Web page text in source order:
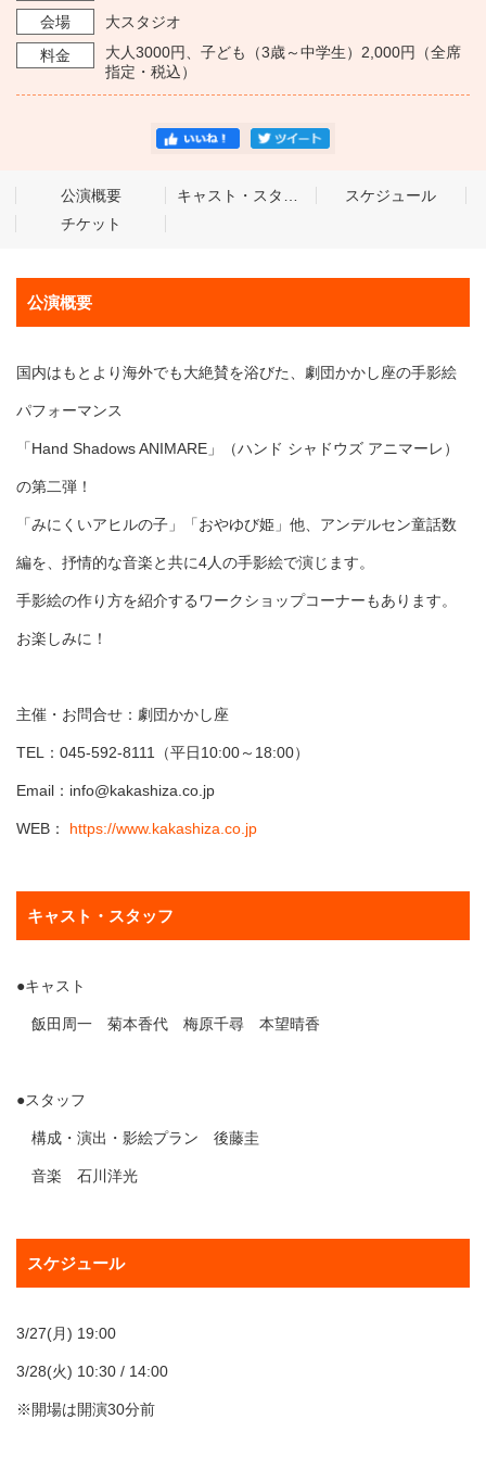
会場
大スタジオ
料金
大人3000円、子ども（3歳～中学生）2,000円（全席
指定・税込）
公演概要 キャスト・スタッフ
スケジュール
チケット
公演概要
国内はもとより海外でも大絶賛を浴びた、劇団かかし座の手影絵
パフォーマンス
「Hand Shadows ANIMARE」（ハンド シャドウズ アニマーレ）
の第二弾！
「みにくいアヒルの子」「おやゆび姫」他、アンデルセン童話数
編を、抒情的な音楽と共に4人の手影絵で演じます。
手影絵の作り方を紹介するワークショップコーナーもあります。
お楽しみに！
主催・お問合せ：劇団かかし座
TEL：045-592-8111（平日10:00～18:00）
Email：info@kakashiza.co.jp
WEB： https://www.kakashiza.co.jp
キャスト・スタッフ
●キャスト
飯田周一 菊本香代 梅原千尋 本望晴香
●スタッフ
構成・演出・影絵プラン 後藤圭
音楽 石川洋光
スケジュール
3/27(月) 19:00
3/28(火) 10:30 / 14:00
※開場は開演30分前